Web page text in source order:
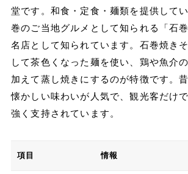
堂です。和食・定食・麺類を提供して
巻のご当地グルメとして知られる「石
名店として知られています。石巻焼き
して茶色くなった麺を使い、鶏や魚介
加えて蒸し焼きにするのが特徴です。
懐かしい味わいが人気で、観光客だけ
強く支持されています。
項目 情報